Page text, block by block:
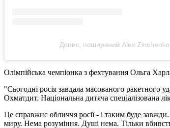
Допис, поширений Alex
Олімпійська чемпіонка з фехтування Ольга
"Сьогодні росія завдала масованого
Охматдит. Національна дитяча спеціалізована
Це справжнє обличчя росії - і таким буде
миру. Нема розуміння. Душі нема. Тільки